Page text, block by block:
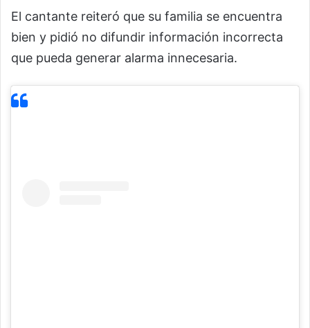
El cantante reiteró que su familia se encuentra
bien y pidió no difundir información incorrecta
que pueda generar alarma innecesaria.